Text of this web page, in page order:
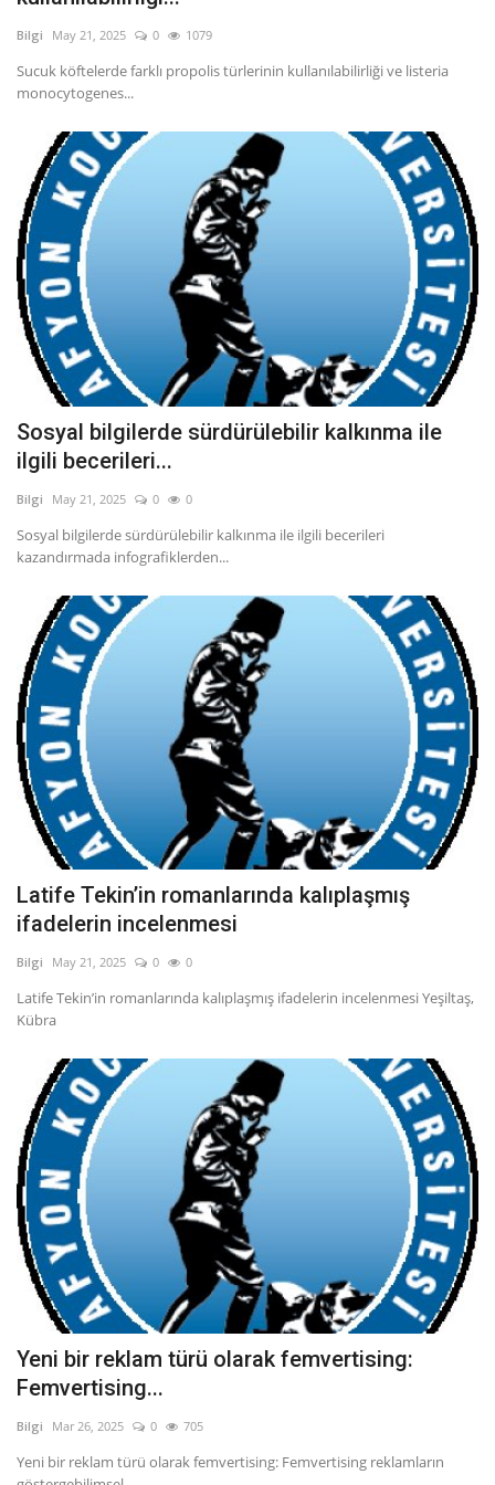
Bilgi May 21, 2025 0 1079
Sucuk köftelerde farklı propolis türlerinin kullanılabilirliği ve listeria
monocytogenes...
Sosyal bilgilerde sürdürülebilir kalkınma ile
ilgili becerileri...
Bilgi May 21, 2025 0 0
Sosyal bilgilerde sürdürülebilir kalkınma ile ilgili becerileri
kazandırmada infografiklerden...
Latife Tekin’in romanlarında kalıplaşmış
ifadelerin incelenmesi
Bilgi May 21, 2025 0 0
Latife Tekin’in romanlarında kalıplaşmış ifadelerin incelenmesi Yeşiltaş,
Kübra
Yeni bir reklam türü olarak femvertising:
Femvertising...
Bilgi Mar 26, 2025 0 705
Yeni bir reklam türü olarak femvertising: Femvertising reklamların